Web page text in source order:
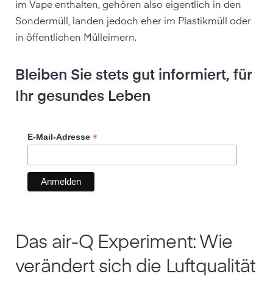
im Vape enthalten, gehören also eigentlich in den
Sondermüll, landen jedoch eher im Plastikmüll oder
in öffentlichen Mülleimern.
Bleiben Sie stets gut informiert, für
Ihr gesundes Leben
E-Mail-Adresse *
Das air-Q Experiment: Wie
verändert sich die Luftqualität